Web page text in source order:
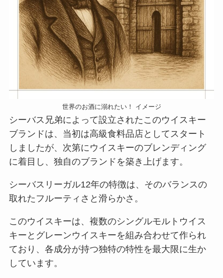
世界のお酒に溺れたい！ イメージ
シーバス兄弟によって設立されたこのウイスキー
ブランドは、当初は高級食料品店としてスタート
しましたが、次第にウイスキーのブレンディング
に着目し、独自のブランドを築き上げます。
シーバスリーガル12年の特徴は、そのバランスの
取れたフルーティさと滑らかさ。
このウイスキーは、複数のシングルモルトウイス
キーとグレーンウイスキーを組み合わせて作られ
ており、各成分が持つ独特の特性を最大限に生か
しています。